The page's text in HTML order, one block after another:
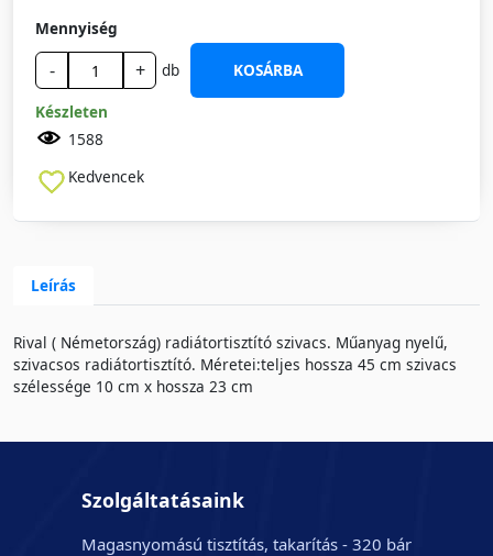
Mennyiség
- + db
KOSÁRBA
Készleten
1588
Kedvencek
Leírás
Rival ( Németország) radiátortisztító szivacs. Műanyag nyelű,
szivacsos radiátortisztító. Méretei:teljes hossza 45 cm szivacs
szélessége 10 cm x hossza 23 cm
Szolgáltatásaink
Magasnyomású tisztítás, takarítás - 320 bár